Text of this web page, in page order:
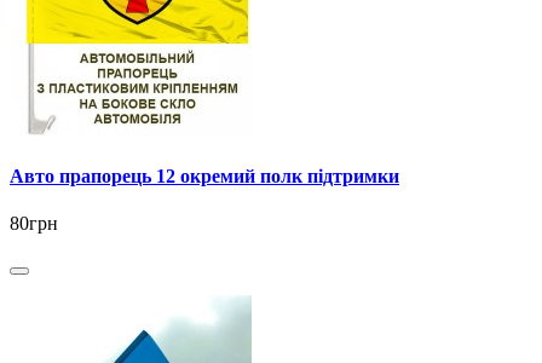
Авто прапорець 12 окремий полк підтримки
80грн